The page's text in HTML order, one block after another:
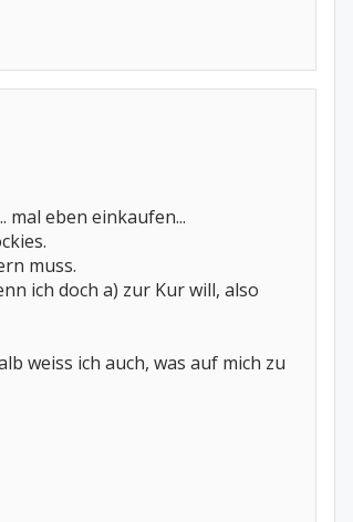
mal eben einkaufen...
muss.
ich doch a) zur Kur will, also
weiss ich auch, was auf mich zu